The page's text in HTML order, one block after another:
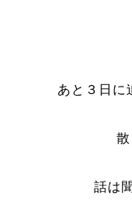
あと３日に
話は